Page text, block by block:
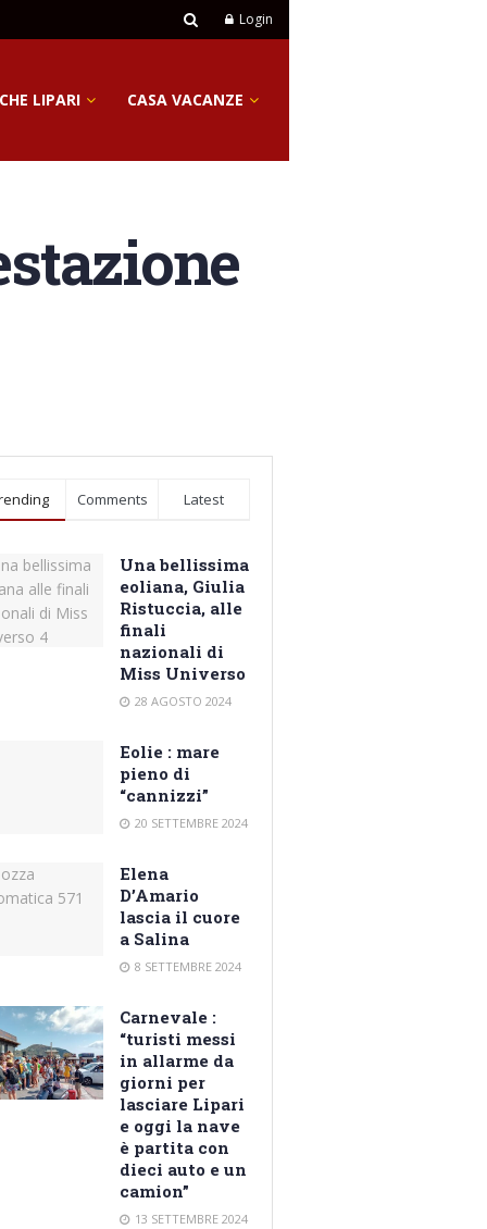
Login
LIPARI CASA VACANZE
Comments Latest
Una bellissima
eoliana, Giulia
Ristuccia, alle
finali
nazionali di
Miss Universo
28 AGOSTO 2024
Eolie : mare
pieno di
“cannizzi”
20 SETTEMBRE 2024
Elena
D’Amario
lascia il cuore
a Salina
8 SETTEMBRE 2024
Carnevale :
“turisti messi
in allarme da
giorni per
lasciare Lipari
e oggi la nave
è partita con
dieci auto e un
camion”
13 SETTEMBRE 2024